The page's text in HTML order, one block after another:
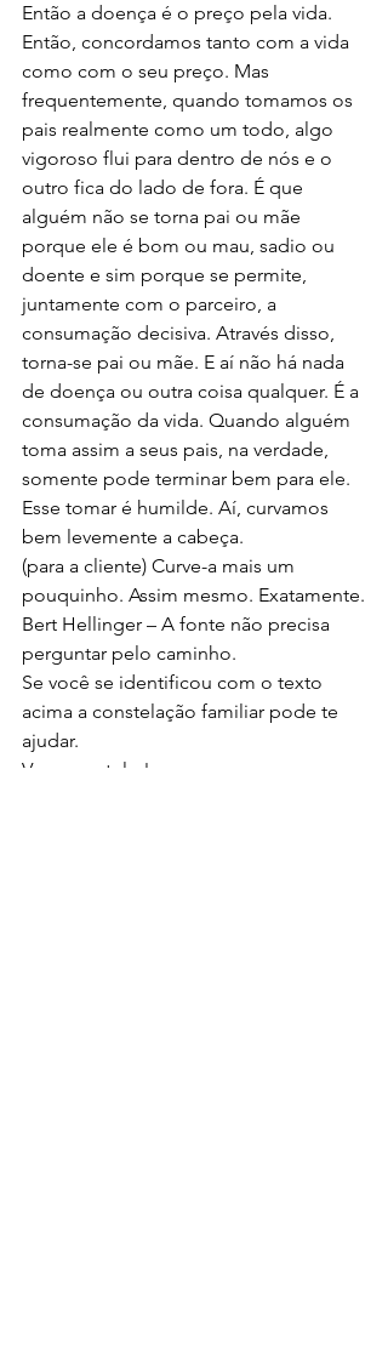
Então a doença é o preço pela vida.
Então, concordamos tanto com a vida
como com o seu preço. Mas
frequentemente, quando tomamos os
pais realmente como um todo, algo
vigoroso flui para dentro de nós e o
outro fica do lado de fora. É que
alguém não se torna pai ou mãe
porque ele é bom ou mau, sadio ou
doente e sim porque se permite,
juntamente com o parceiro, a
consumação decisiva. Através disso,
torna-se pai ou mãe. E aí não há nada
de doença ou outra coisa qualquer. É a
consumação da vida. Quando alguém
toma assim a seus pais, na verdade,
somente pode terminar bem para ele.
Esse tomar é humilde. Aí, curvamos
bem levemente a cabeça.
(para a cliente) Curve-a mais um
pouquinho. Assim mesmo. Exatamente.
Bert Hellinger – A fonte não precisa
perguntar pelo caminho.
Se você se identificou com o texto
acima a constelação familiar pode te
ajudar.
Vem constelar!